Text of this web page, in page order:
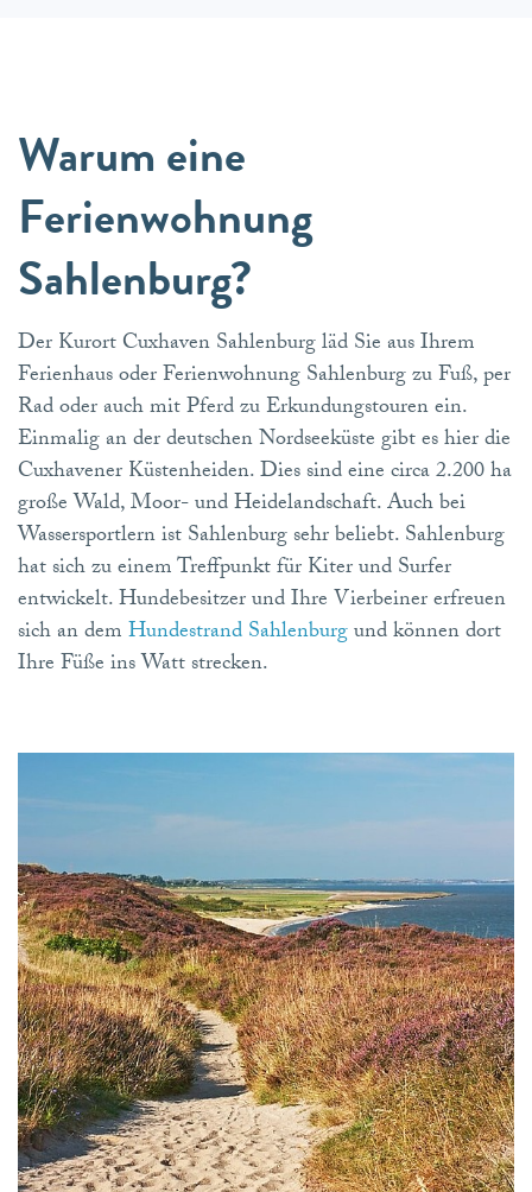
Warum eine
Ferienwohnung
Sahlenburg?
Der Kurort Cuxhaven Sahlenburg läd Sie aus Ihrem
Ferienhaus oder Ferienwohnung Sahlenburg zu Fuß, per
Rad oder auch mit Pferd zu Erkundungstouren ein.
Einmalig an der deutschen Nordseeküste gibt es hier die
Cuxhavener Küstenheiden. Dies sind eine circa 2.200 ha
große Wald, Moor- und Heidelandschaft. Auch bei
Wassersportlern ist Sahlenburg sehr beliebt. Sahlenburg
hat sich zu einem Treffpunkt für Kiter und Surfer
entwickelt. Hundebesitzer und Ihre Vierbeiner erfreuen
sich an demHundestrand Sahlenburgund können dort
Ihre Füße ins Watt strecken.